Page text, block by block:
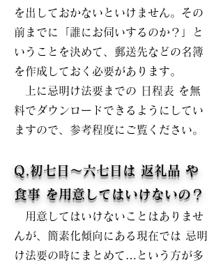
を出しておかないといけません。その
前までに「誰にお伺いするのか？」と
いうことを決めて、郵送先などの名簿
を作成しておく必要があります。
上に忌明け法要までの 日程表 を無
料でダウンロードできるようにしてい
ますので、参考程度にご覧ください。
Q.初七日～六七日は 返礼品 や
食事 を用意してはいけないの？
用意してはいけないことはありませ
んが、簡素化傾向にある現在では 忌明
け法要の時にまとめて…という方が多